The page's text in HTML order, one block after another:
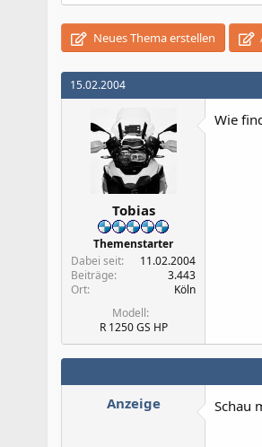
Neues Thema erstellen
15.02.2004
Tobias
Themenstarter
Dabei seit
11.02.2004
Beiträge
3.443
Ort
Köln
Modell
R 1250 GS HP
Wie
Anzeige Schau